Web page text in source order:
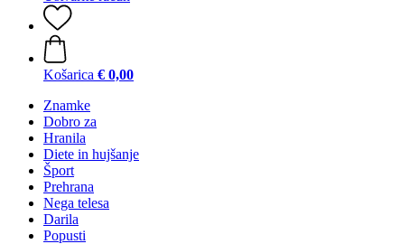
Košarica € 0,00
Znamke
Dobro za
Hranila
Diete in hujšanje
Šport
Prehrana
Nega telesa
Darila
Popusti